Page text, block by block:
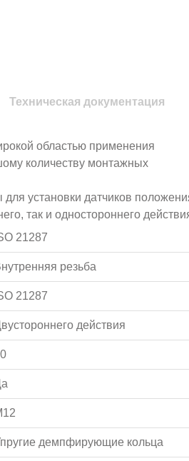
Техническая документация
областью применения
количеству монтажных
установки датчиков
так и одностороннего
21287
резьба
21287
действия
демпфирующие кольца